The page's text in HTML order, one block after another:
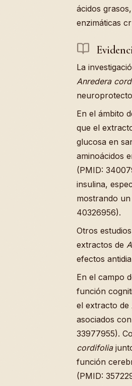
ácidos
enzimáticas
La
Anredera
En el ámbito
que el
glucosa en
aminoácidos
(PMID:
insulina,
mostrando
40326956).
Otros
extractos de
efectos
En el campo
función
el extracto de
asociados
33977955).
cordifolia
función
(PMID: